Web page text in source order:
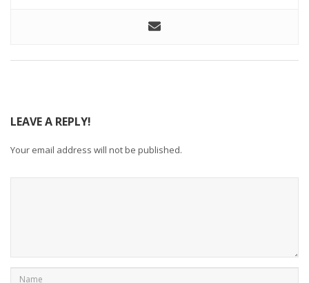
LEAVE A REPLY!
Your email address will not be published.